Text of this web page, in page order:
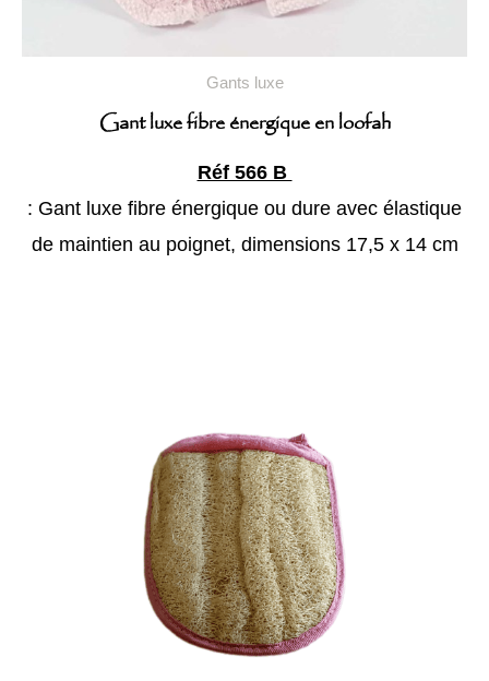
Gants luxe
Gant luxe fibre énergique en loofah
Réf 566 B
: Gant luxe fibre énergique ou dure avec élastique
de maintien au poignet, dimensions 17,5 x 14 cm